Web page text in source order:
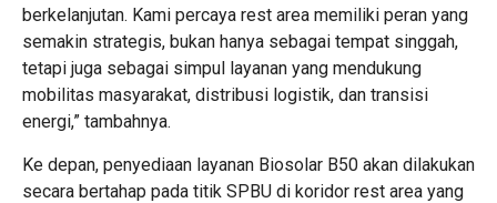
berkelanjutan. Kami percaya rest area memiliki peran yang
semakin strategis, bukan hanya sebagai tempat singgah,
tetapi juga sebagai simpul layanan yang mendukung
mobilitas masyarakat, distribusi logistik, dan transisi
energi,” tambahnya.
Ke depan, penyediaan layanan Biosolar B50 akan dilakukan
secara bertahap pada titik SPBU di koridor rest area yang